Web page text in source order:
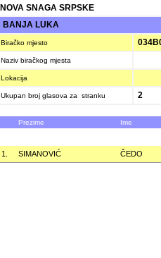
NOVA SNAGA SRPSKE
BANJA LUKA
Biračko mjesto
Naziv biračkog mjesta
Lokacija
Ukupan broj glasova za stranku 2
Prezime Ime
1. SIMANOVIĆ ČEDO